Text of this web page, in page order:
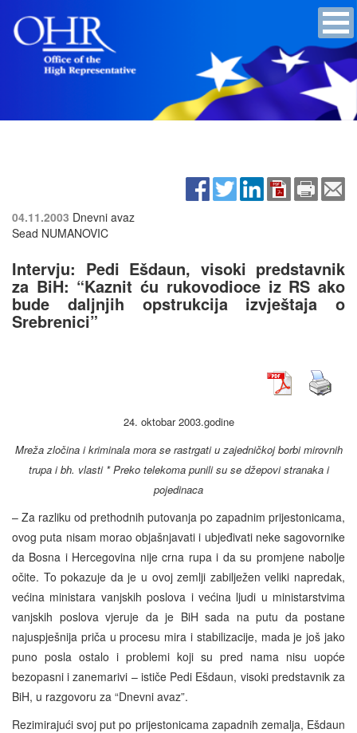
04.11.2003 Dnevni avaz
Sead NUMANOVIC
Intervju: Pedi Ešdaun, visoki predstavnik
za BiH: “Kaznit ću rukovodioce iz RS ako
bude daljnjih opstrukcija izvještaja o
Srebrenici”
24. oktobar 2003.godine
Mreža zločina i kriminala mora se rastrgati u zajedničkoj borbi mirovnih
trupa i bh. vlasti * Preko telekoma punili su se džepovi stranaka i
pojedinaca
– Za razliku od prethodnih putovanja po zapadnim prijestonicama,
ovog puta nisam morao objašnjavati i ubjeđivati neke sagovornike
da Bosna i Hercegovina nije crna rupa i da su promjene nabolje
očite. To pokazuje da je u ovoj zemlji zabilježen veliki napredak,
većina ministara vanjskih poslova i većina ljudi u ministarstvima
vanjskih poslova vjeruje da je BiH sada na putu da postane
najuspješnija priča u procesu mira i stabilizacije, mada je još jako
puno posla ostalo i problemi koji su pred nama nisu uopće
bezopasni i zanemarivi – ističe Pedi Ešdaun, visoki predstavnik za
BiH, u razgovoru za “Dnevni avaz”.
Rezimirajući svoj put po prijestonicama zapadnih zemalja, Ešdaun